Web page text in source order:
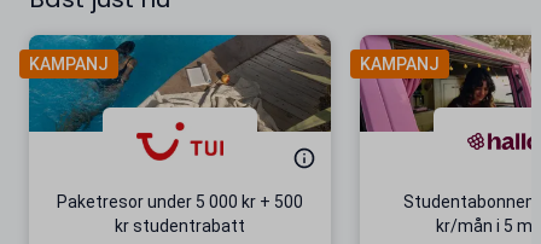
KAMPANJ
Paketresor under 5 000 kr + 500
kr studentrabatt
KAMPANJ
kr/mån i 5